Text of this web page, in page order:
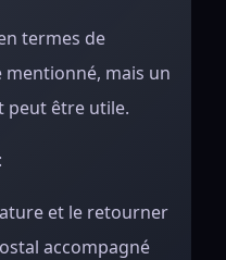
termes de
mentionné, mais un
peut être utile.
et le retourner
accompagné